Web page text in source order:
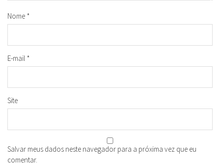
Nome *
E-mail *
Site
Salvar meus dados neste navegador para a próxima vez que eu
comentar.